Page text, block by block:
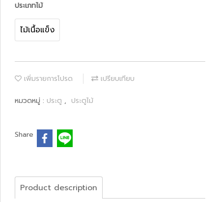
ประเภทไม้
ไม้เนื้อแข็ง
เพิ่มรายการโปรด เปรียบเทียบ
หมวดหมู่ : ประตู , ประตูไม้
Share
Product description